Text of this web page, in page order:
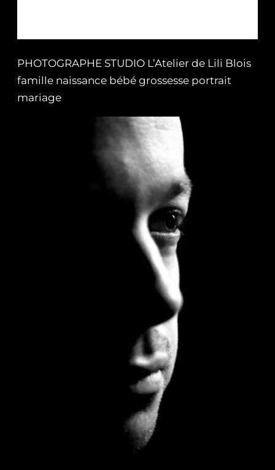
PHOTOGRAPHE STUDIO L’Atelier de Lili Blois
famille naissance bébé grossesse portrait
mariage